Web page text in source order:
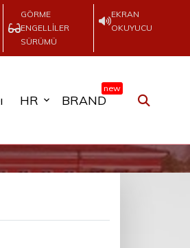
GÖRME
ENGELLILER
SÜRÜMÜ
EKRAN
OKUYUCU
HR BRAND
new